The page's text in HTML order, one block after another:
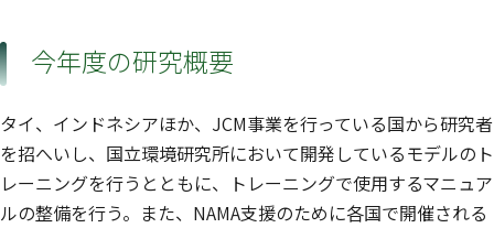
今年度の研究概要
タイ、インドネシアほか、JCM事業を行っている国から研究者
を招へいし、国立環境研究所において開発しているモデルのト
レーニングを行うとともに、トレーニングで使用するマニュア
ルの整備を行う。また、NAMA支援のために各国で開催される